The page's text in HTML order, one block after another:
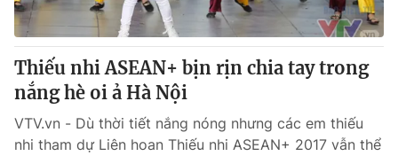
Liên hệ tòa soạn English
THỜI BÁO VTV
Thiếu nhi ASEAN+ bịn rịn chia tay trong
nắng hè oi ả Hà Nội
VTV.vn - Dù thời tiết nắng nóng nhưng các em thiếu
nhi tham dự Liên hoan Thiếu nhi ASEAN+ 2017 vẫn thể